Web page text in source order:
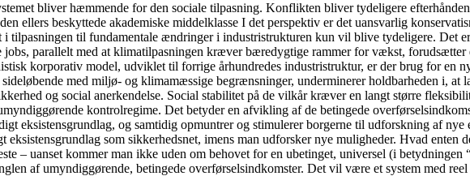
bliver hæmmende for den sociale tilpasning. Konflikten bliver tydeligere
ellers beskyttede akademiske middelklasse I det perspektiv er det uansvarlig
til fundamentale ændringer i industristrukturen kun vil blive tydeligere. Det
parallelt med at klimatilpasningen kræver bæredygtige rammer for vækst, forudsætter
korporativ model, udviklet til forrige århundredes industristruktur, er der brug for en
med miljø- og klimamæssige begrænsninger, underminerer holdbarheden i, at
og social anerkendelse. Social stabilitet på de vilkår kræver en langt større
kontrolregime. Det betyder en afvikling af de betingede
eksistensgrundlag, og samtidig opmuntrer og stimulerer borgerne til udforskning af
eksistensgrundlag som sikkerhedsnet, imens man udforsker nye muligheder. Hvad
– uanset kommer man ikke uden om behovet for en ubetinget, universel (i
af umyndiggørende, betingede overførselsindkomster. Det vil være et system med